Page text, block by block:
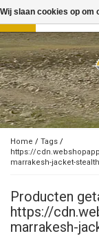
Toggle
navigation
Home / Tags /
https://
marrakesh-jacket-
Producten
https://
marrakesh-
Wij slaan cookies op om